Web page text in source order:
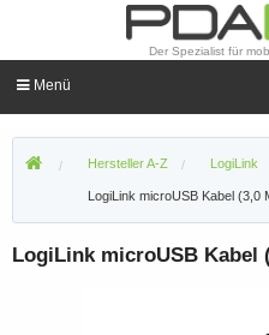
Der Spezialist für
Menü
Hersteller A-Z LogiLink
LogiLink microUSB Kabel (3,0
LogiLink microUSB Kabel